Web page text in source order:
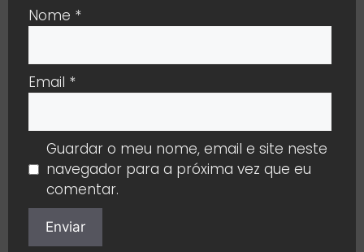
Nome *
Email *
Guardar o meu nome, email e site neste
navegador para a próxima vez que eu
comentar.